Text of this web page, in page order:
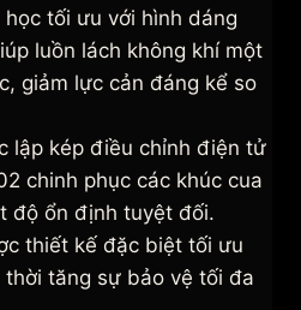
tối ưu với hình dáng
luồn lách không khí một
giảm lực cản đáng kể so
lập kép điều chỉnh điện tử
chinh phục các khúc cua
độ ổn định tuyệt đối.
thiết kế đặc biệt tối ưu
thời tăng sự bảo vệ tối đa